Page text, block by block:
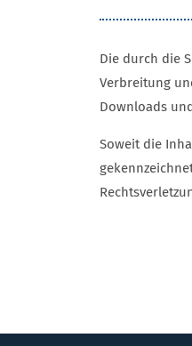
Die durch die
Verbreitung
Downloads
Soweit die